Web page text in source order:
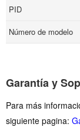
PID
Número de modelo
Garantía y
Para más
siguiente pagina: